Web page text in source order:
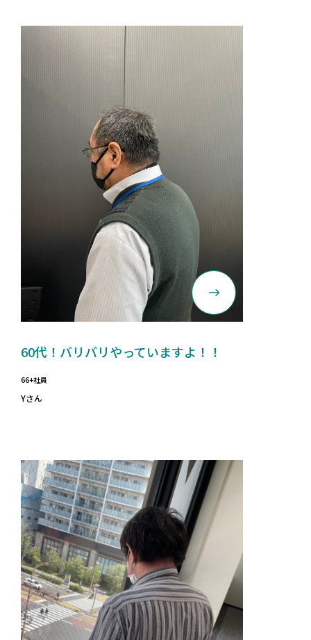
60代！バリバリやっていますよ！！
66+社員
Yさん